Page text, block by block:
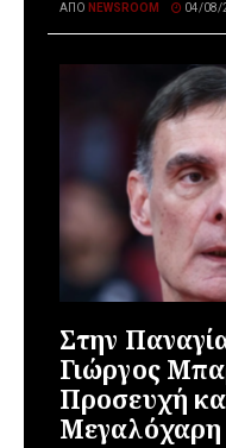
ΑΠΌ NEWSROOM 04/08/
Στην
Γιώργος
Προσευχή
Μεγαλόχαρη